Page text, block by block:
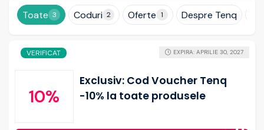
Toate 3 Coduri 2 Oferte 1 Despre Tenq
VERIFICAT
10%
Exclusiv: Cod Voucher Tenq
-10% la toate produsele
EXPIRA: APRILIE 30, 2027